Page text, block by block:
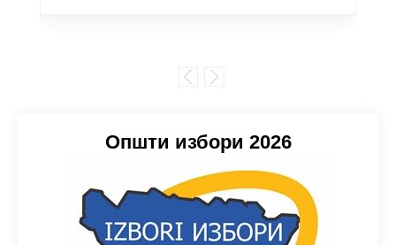
Општи избори 2026